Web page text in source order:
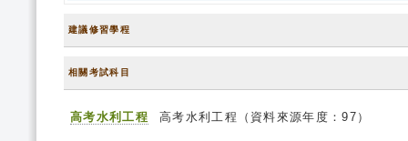
建議修習學程
相關考試科目
高考水利工程 高考水利工程（資料來源年度：97）